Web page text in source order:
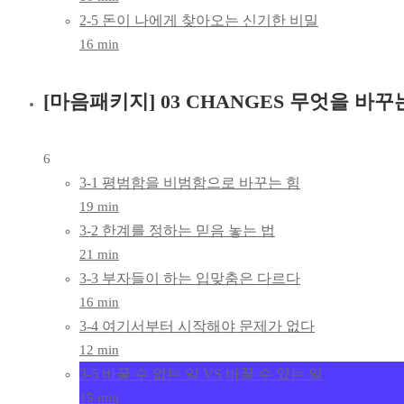
2-5 돈이 나에게 찾아오는 신기한 비밀
16 min
[마음패키지] 03 CHANGES 무엇을 바꾸
6
3-1 평범함을 비범함으로 바꾸는 힘
19 min
3-2 한계를 정하는 믿음 놓는 법
21 min
3-3 부자들이 하는 입맞춤은 다르다
16 min
3-4 여기서부터 시작해야 문제가 없다
12 min
3-5 바꿀 수 없는 일 VS 바꿀 수 있는 일
15 min